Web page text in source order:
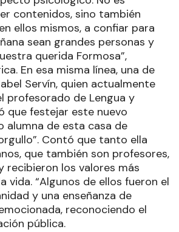
contenidos, sino también
ellos mismos, a confiar para
sean grandes personas y
querida Formosa”,
En esa misma línea, una de
Servín, quien actualmente
profesorado de Lengua y
que festejar este nuevo
alumna de esta casa de
Contó que tanto ella
que también son profesores,
recibieron los valores más
vida. “Algunos de ellos fueron el
y una enseñanza de
reconociendo el
pública.